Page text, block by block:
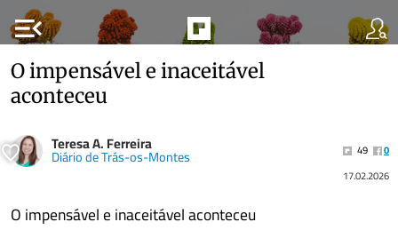
menu_open
O impensável e inaceitável
aconteceu
Teresa A. Ferreira
Diário de Trás-os-Montes 49
0
17.02.2026
O impensável e inaceitável aconteceu